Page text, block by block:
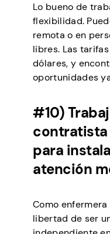
Lo bueno de
flexibilidad.
remota o en
libres. Las
dólares, y
oportunidades
#10)
para
atención
Como
libertad de ser